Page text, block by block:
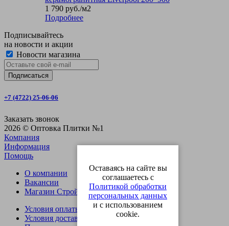
1 790 руб./м2
Подробнее
Подписывайтесь
на новости и акции
Новости магазина
+7 (4722) 25-06-06
Заказать звонок
2026 © Оптовка Плитки №1
Компания
Информация
Помощь
О компании
Вакансии
Магазин СтройОпт
Условия оплаты
Условия доставки
Оставаясь на сайте вы
соглашаетесь с
Политикой обработки
персональных данных
и с использованием
cookie.